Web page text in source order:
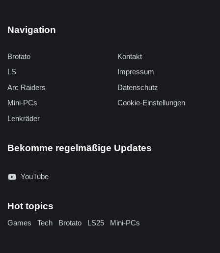
Navigation
Brotato
LS
Arc Raiders
Mini-PCs
Lenkräder
Kontakt
Impressum
Datenschutz
Cookie-Einstellungen
Bekomme regelmäßige Updates
YouTube
Hot topics
Games Tech Brotato LS25 Mini-PCs